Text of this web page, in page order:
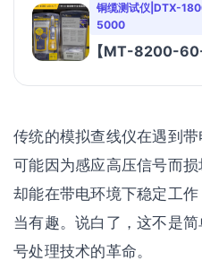
铜缆测试仪|DTX-
5000
【MT-8200-
传统的模拟查线仪在遇到
可能因为感应高压信号而
却能在带电环境下稳定工
当有趣。说白了，这不是
号处理技术的革命。